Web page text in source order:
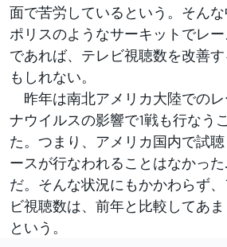
面で苦労しているという。そん
ポリスのようなサーキットでレ
であれば、テレビ視聴数を改善
もしれない。
昨年は南北アメリカ大陸でのレ
ナウイルスの影響で1戦も行なう
た。つまり、アメリカ国内で試
ースが行なわれることはなかっ
だ。そんな状況にもかかわらず
ビ視聴数は、前年と比較してあ
という。